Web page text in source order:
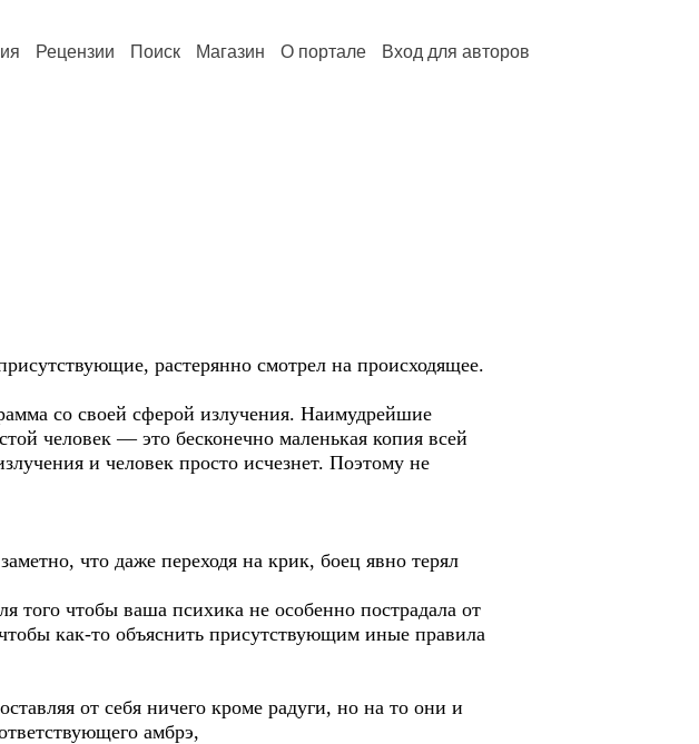
Рецензии Поиск Магазин О портале Вход для авторов
растерянно смотрел на происходящее.
со своей сферой излучения. Наимудрейшие
человек — это бесконечно маленькая копия всей
и человек просто исчезнет. Поэтому не
что даже переходя на крик, боец явно терял
того чтобы ваша психика не особенно пострадала от
как-то объяснить присутствующим иные правила
от себя ничего кроме радуги, но на то они и
амбрэ,